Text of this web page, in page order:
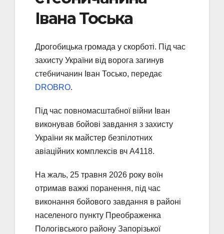
Івана Тоська
Дрогобицька громада у скорботі. Під час
захисту України від ворога загинув
стебничанин Іван Тосько, передає
DROBRO.
Під час повномасштабної війни Іван
виконував бойові завдання з захисту
України як майстер безпілотних
авіаційних комплексів вч А4118.
На жаль, 25 травня 2026 року воїн
отримав важкі поранення, під час
виконання бойового завдання в районі
населеного пункту Преображенка
Пологівського району Запорізької